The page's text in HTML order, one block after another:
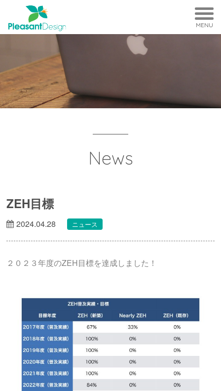
MENU
News
ZEH目標
2024.04.28 ニュース
２０２３年度のZEH目標を達成しました！